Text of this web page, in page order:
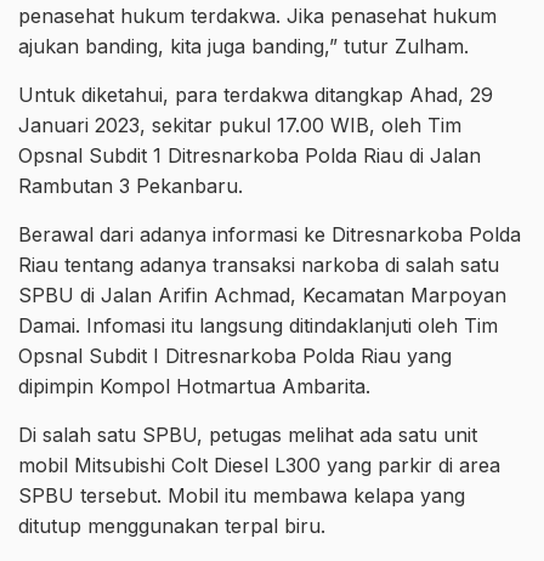
penasehat hukum terdakwa. Jika penasehat hukum
ajukan banding, kita juga banding,” tutur Zulham.
Untuk diketahui, para terdakwa ditangkap Ahad, 29
Januari 2023, sekitar pukul 17.00 WIB, oleh Tim
Opsnal Subdit 1 Ditresnarkoba Polda Riau di Jalan
Rambutan 3 Pekanbaru.
Berawal dari adanya informasi ke Ditresnarkoba Polda
Riau tentang adanya transaksi narkoba di salah satu
SPBU di Jalan Arifin Achmad, Kecamatan Marpoyan
Damai. Infomasi itu langsung ditindaklanjuti oleh Tim
Opsnal Subdit I Ditresnarkoba Polda Riau yang
dipimpin Kompol Hotmartua Ambarita.
Di salah satu SPBU, petugas melihat ada satu unit
mobil Mitsubishi Colt Diesel L300 yang parkir di area
SPBU tersebut. Mobil itu membawa kelapa yang
ditutup menggunakan terpal biru.